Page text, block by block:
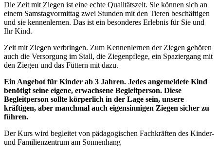
Die Zeit mit Ziegen ist eine echte Qualitätszeit. Sie können sich an
einem Samstagvormittag zwei Stunden mit den Tieren beschäftigen
und sie kennenlernen. Das ist ein besonderes Erlebnis für Sie und
Ihr Kind.
Zeit mit Ziegen verbringen. Zum Kennenlernen der Ziegen gehören
auch die Versorgung im Stall, die Ziegenpflege, ein Spaziergang mit
den Ziegen und das Füttern mit dazu.
Ein Angebot für Kinder ab 3 Jahren. Jedes angemeldete Kind
benötigt seine eigene, erwachsene Begleitperson. Diese
Begleitperson sollte körperlich in der Lage sein, unsere
kräftigen, aber manchmal auch eigensinnigen Ziegen sicher zu
führen.
Der Kurs wird begleitet von pädagogischen Fachkräften des Kinder-
und Familienzentrum am Sonnenhang